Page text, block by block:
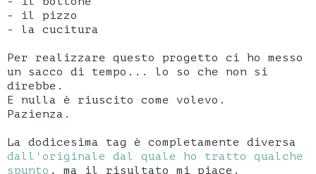
- il pizzo
- la cucitura
Per realizzare questo progetto ci ho messo
un sacco di tempo... lo so che non si
direbbe.
E nulla è riuscito come volevo.
Pazienza.
La dodicesima tag è completamente diversa
dall'originale dal quale ho tratto qualche
spunto , ma il risultato mi piace.